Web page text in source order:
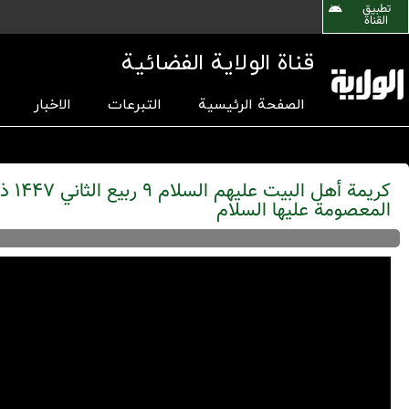
تطبیق
القناة
قناة الولاية الفضائية
الصفحة الرئيسية التبرعات الاخبار
المعصومة عليها السلام